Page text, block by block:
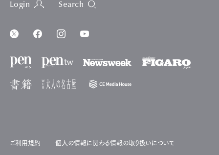
Login Search
ご利用規約 個人の情報に関わる情報の取り扱いについて